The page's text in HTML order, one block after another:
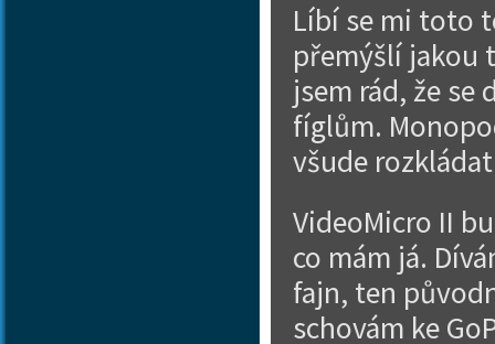
Líbí se mi toto
přemýšlí jakou
jsem rád, že se
fíglům.
všude
VideoMicro II
co mám já.
fajn, ten
schovám ke